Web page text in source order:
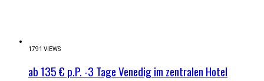
1791 VIEWS
ab 135 € p.P. -3 Tage Venedig im zentralen Hotel